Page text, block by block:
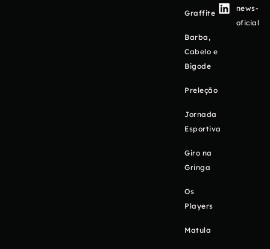
Graffite
Barba,
Cabelo e
Bigode
Preleção
Jornada
Esportiva
Giro na
Gringa
Os
Players
Matula
news-
oficial